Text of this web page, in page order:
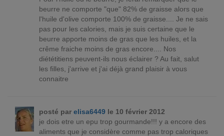
beurre ne comporte "que" 82% de graisse alors que
l'huile d'olive comporte 100% de graisse.... Je ne sais
pas pour les calories, mais je suis certaine que le
beurre apporte moins de gras que les huiles, et la
crême fraiche moins de gras encore.... Nos
diététitiens peuvent-ils nous éclairer ? Au fait, salut
les filles, j'arrive et j'ai déjà grand plaisir à vous
connaitre
posté par elisa6449le 10 février 2012
je dois etre un epu trop gourmande!!! y a encore des
aliments que je considère comme pas trop caloriques